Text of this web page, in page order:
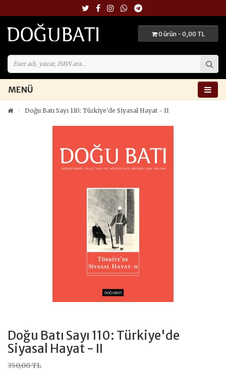
0 ürün - 0,00 TL
MENÜ
Doğu Batı Sayı 110: Türkiye'de Siyasal Hayat - II
Doğu Batı Sayı 110: Türkiye'de
Siyasal Hayat - II
350,00 TL